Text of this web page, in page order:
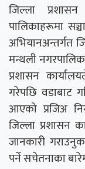
जिल्ला
पालिकाहरूमा
अभियानअन्तर्गत
मन्थली
प्रशासन
गरेपछि वडाबाट
आएको प्रजिअ
जिल्ला प्रशासन
जानकारी
पर्ने सचेतनाका